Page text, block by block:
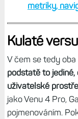
metriky,
Kulaté
V čem se tedy
podstatě to jediné,
uživatelské
jako Venu 4 Pro,
pojmenováním.